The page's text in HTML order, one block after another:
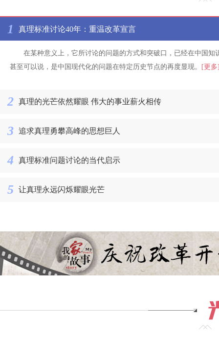
1 真理标准讨论40年：重温改革宣言
在某种意义上，它所讨论的问题的方式和突破口，已经在中国知
甚至可以说，是中国现代化的问题在特定历史节点的再度显现。
[更
2 真理的光芒依然耀眼 伟大的事业薪火相传
3 追求真理勇攀高峰的思想巨人
4 真理标准问题讨论的当代启示
5 让真理永远闪烁耀眼光芒